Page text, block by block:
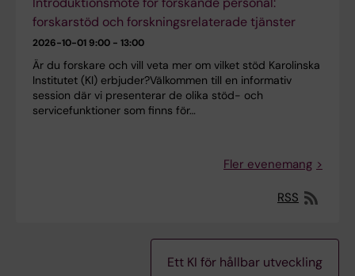
forskarstöd och forskningsrelaterade tjänster
2026-10-01 9:00 - 13:00
Är du forskare och vill veta mer om vilket stöd Karolinska
Institutet (KI) erbjuder?Välkommen till en informativ
session där vi presenterar de olika stöd- och
servicefunktioner som finns för…
Fler evenemang
RSS
Ett KI för hållbar utveckling